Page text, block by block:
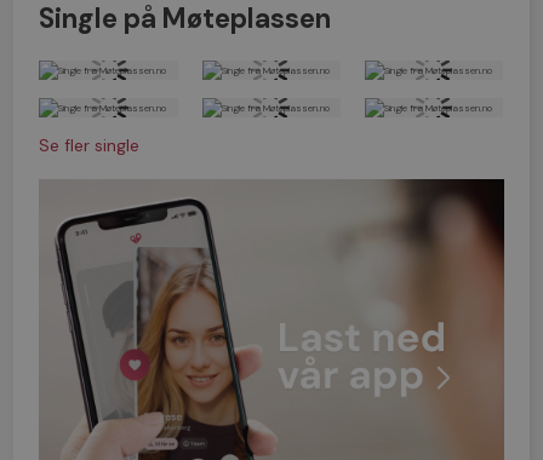
Single på Møteplassen
Se fler single